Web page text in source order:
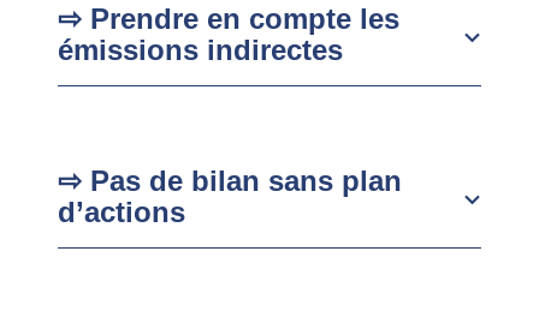
⇨ Prendre en compte les
émissions indirectes
⇨ Pas de bilan sans plan
d’actions